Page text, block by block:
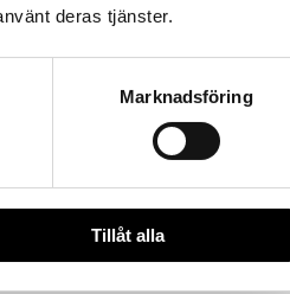
deras tjänster.
Marknadsföring
Tillåt alla